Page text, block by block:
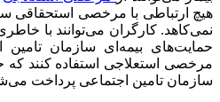
هیچ ارتباطی با مرخصی استحقاقی
نمی‌کاهد. کارگران می‌توانند با
حمایت‌های بیمه‌ای سازمان تامین
مرخصی استعلاجی استفاده کنند که
سازمان تامین اجتماعی پرداخت